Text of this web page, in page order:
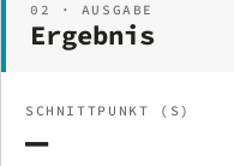
02 · AUSGABE
Ergebnis
SCHNITTPUNKT (S)
—